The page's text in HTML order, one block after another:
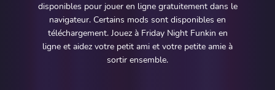
disponibles pour jouer en ligne gratuitement dans le
navigateur. Certains mods sont disponibles en
téléchargement. Jouez à Friday Night Funkin en
ligne et aidez votre petit ami et votre petite amie à
sortir ensemble.